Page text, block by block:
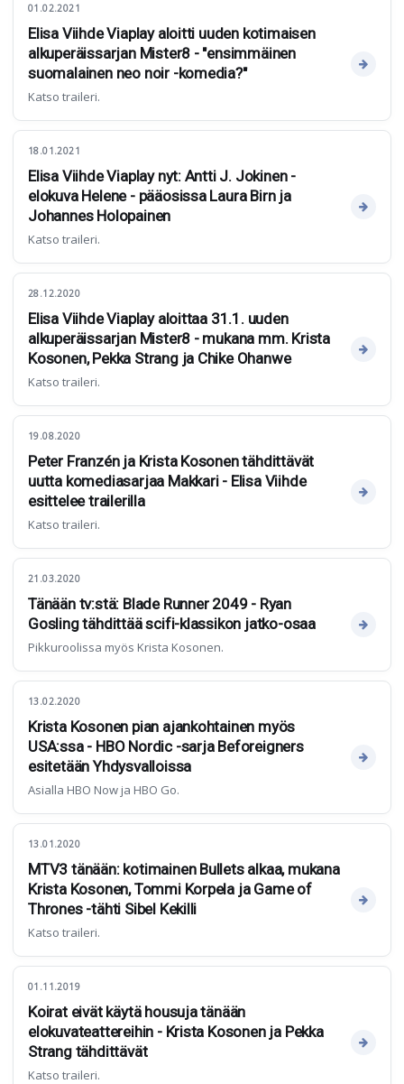
01.02.2021
Elisa Viihde Viaplay aloitti uuden kotimaisen
alkuperäissarjan Mister8 - "ensimmäinen
suomalainen neo noir -komedia?"
Katso traileri.
18.01.2021
Elisa Viihde Viaplay nyt: Antti J. Jokinen -
elokuva Helene - pääosissa Laura Birn ja
Johannes Holopainen
Katso traileri.
28.12.2020
Elisa Viihde Viaplay aloittaa 31.1. uuden
alkuperäissarjan Mister8 - mukana mm. Krista
Kosonen, Pekka Strang ja Chike Ohanwe
Katso traileri.
19.08.2020
Peter Franzén ja Krista Kosonen tähdittävät
uutta komediasarjaa Makkari - Elisa Viihde
esittelee trailerilla
Katso traileri.
21.03.2020
Tänään tv:stä: Blade Runner 2049 - Ryan
Gosling tähdittää scifi-klassikon jatko-osaa
Pikkuroolissa myös Krista Kosonen.
13.02.2020
Krista Kosonen pian ajankohtainen myös
USA:ssa - HBO Nordic -sarja Beforeigners
esitetään Yhdysvalloissa
Asialla HBO Now ja HBO Go.
13.01.2020
MTV3 tänään: kotimainen Bullets alkaa, mukana
Krista Kosonen, Tommi Korpela ja Game of
Thrones -tähti Sibel Kekilli
Katso traileri.
01.11.2019
Koirat eivät käytä housuja tänään
elokuvateattereihin - Krista Kosonen ja Pekka
Strang tähdittävät
Katso traileri.